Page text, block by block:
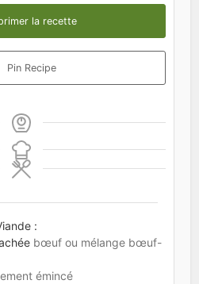
la recette
Pin Recipe
:
bœuf ou mélange bœuf-
émincé